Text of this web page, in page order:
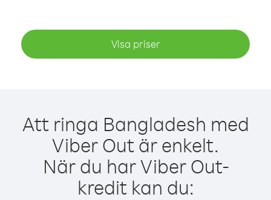
Visa priser
Att ringa Bangladesh med
Viber Out är enkelt.
När du har Viber Out-
kredit kan du: